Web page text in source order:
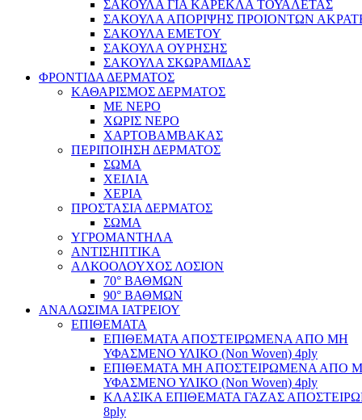
ΣΑΚΟΥΛΑ ΓΙΑ ΚΑΡΕΚΛΑ ΤΟΥΑΛΕΤΑΣ
ΣΑΚΟΥΛΑ ΑΠΟΡΙΨΗΣ ΠΡΟΙΟΝΤΩΝ
ΣΑΚΟΥΛΑ ΕΜΕΤΟΥ
ΣΑΚΟΥΛΑ ΟΥΡΗΣΗΣ
ΣΑΚΟΥΛΑ ΣΚΩΡΑΜΙΔΑΣ
ΦΡΟΝΤΙΔΑ ΔΕΡΜΑΤΟΣ
ΚΑΘΑΡΙΣΜΟΣ ΔΕΡΜΑΤΟΣ
ΜΕ ΝΕΡΟ
ΧΩΡΙΣ ΝΕΡΟ
ΧΑΡΤΟΒΑΜΒΑΚΑΣ
ΠΕΡΙΠΟΙΗΣΗ ΔΕΡΜΑΤΟΣ
ΣΩΜΑ
ΧΕΙΛΙΑ
ΧΕΡΙΑ
ΠΡΟΣΤΑΣΙΑ ΔΕΡΜΑΤΟΣ
ΣΩΜΑ
ΥΓΡΟΜΑΝΤΗΛΑ
ΑΝΤΙΣΗΠΤΙΚΑ
ΑΛΚΟΟΛΟΥΧΟΣ ΛΟΣΙΟΝ
70° ΒΑΘΜΩΝ
90° ΒΑΘΜΩΝ
ΑΝΑΛΩΣΙΜΑ ΙΑΤΡΕΙΟΥ
ΕΠΙΘΕΜΑΤΑ
ΕΠΙΘΕΜΑΤΑ ΑΠΟΣΤΕΙΡΩΜΕΝΑ ΑΠΟ ΜΗ
ΥΦΑΣΜΕΝΟ ΥΛΙΚΟ (Non Woven) 4ply
ΕΠΙΘΕΜΑΤΑ ΜΗ ΑΠΟΣΤΕΙΡΩΜΕΝΑ ΑΠΟ
ΥΦΑΣΜΕΝΟ ΥΛΙΚΟ (Non Woven) 4ply
ΚΛΑΣΙΚΑ ΕΠΙΘΕΜΑΤΑ ΓΑΖΑΣ
8ply